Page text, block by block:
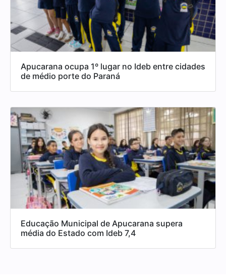
Apucarana ocupa 1º lugar no Ideb entre cidades
de médio porte do Paraná
Educação Municipal de Apucarana supera
média do Estado com Ideb 7,4